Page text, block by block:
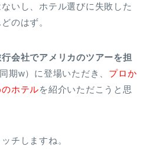
いし、ホテル選びに失敗した
のはず。
行会社でアメリカのツアーを担
期w）に登場いただき、 プロか
ホテルを紹介いただこうと思
チしますね。